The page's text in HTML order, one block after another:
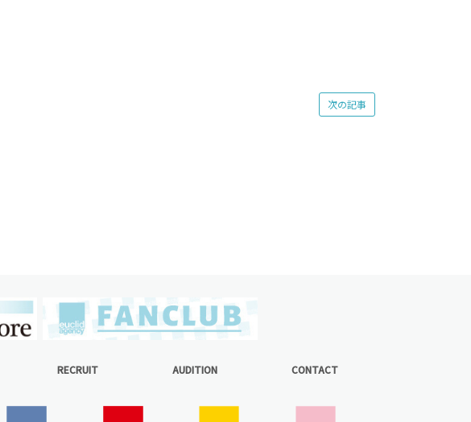
次の記事
RECRUIT AUDITION CONTACT